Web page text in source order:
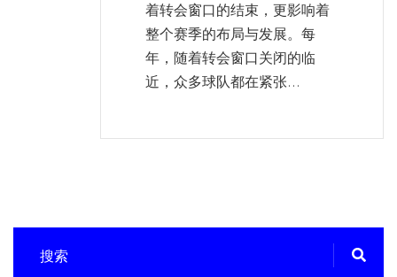
着转会窗口的结束，更影响着
整个赛季的布局与发展。每
年，随着转会窗口关闭的临
近，众多球队都在紧张...